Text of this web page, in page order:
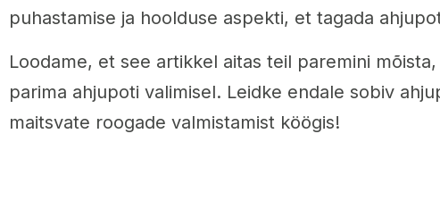
puhastamise ja hoolduse aspekti, et tagada
Loodame, et see artikkel aitas teil paremini
parima ahjupoti valimisel. Leidke endale sobiv
maitsvate roogade valmistamist köögis!